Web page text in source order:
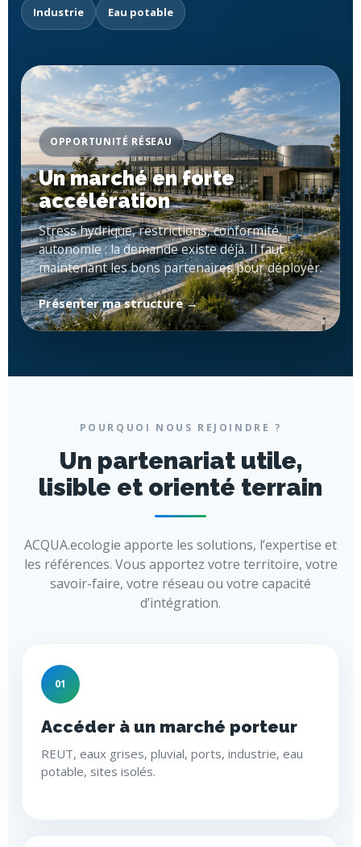
Industrie Eau potable
OPPORTUNITÉ RÉSEAU
Un marché en forte
accélération
Stress hydrique, restrictions, conformité,
autonomie : la demande existe déjà. Il faut
maintenant les bons partenaires pour déployer.
Présenter ma structure →
POURQUOI NOUS REJOINDRE ?
Un partenariat utile,
lisible et orienté terrain
ACQUA.ecologie apporte les solutions, l’expertise et
les références. Vous apportez votre territoire, votre
savoir-faire, votre réseau ou votre capacité
d’intégration.
01
Accéder à un marché porteur
REUT, eaux grises, pluvial, ports, industrie, eau
potable, sites isolés.